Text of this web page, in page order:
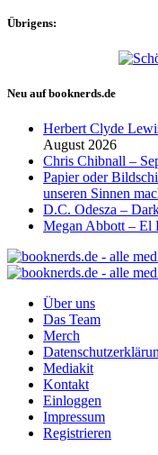
Übrigens:
Neu auf booknerds.de
Herbert Clyde
August 2026
Chris Chibnall –
Papier oder
unseren Sinnen
D.C. Odesza –
Megan Abbott – El
Über uns
Das Team
Merch
Mediakit
Kontakt
Einloggen
Impressum
Registrieren